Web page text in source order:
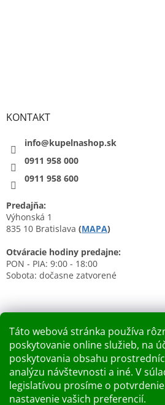
Táto webová stránka používa
poskytovanie online služieb, na
poskytovania obsahu
analýzu návštevnosti a iné. V
legislatívou prosíme o
nastavenie vašich preferencií.
KONTAKT
info@kupelnashop.sk
0911 958 000
0911 958 600
Predajňa:
Výhonská 1
835 10 Bratislava (MAPA)
Otváracie hodiny predajne:
PON - PIA: 9:00 - 18:00
Sobota: dočasne zatvorené
Nákupný košík
0KS / 0 €